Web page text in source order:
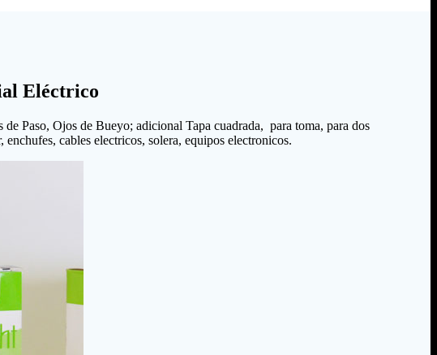
Eléctrico
Paso, Ojos de Bueyo; adicional Tapa cuadrada, para toma, para dos
cables electricos, solera, equipos electronicos.